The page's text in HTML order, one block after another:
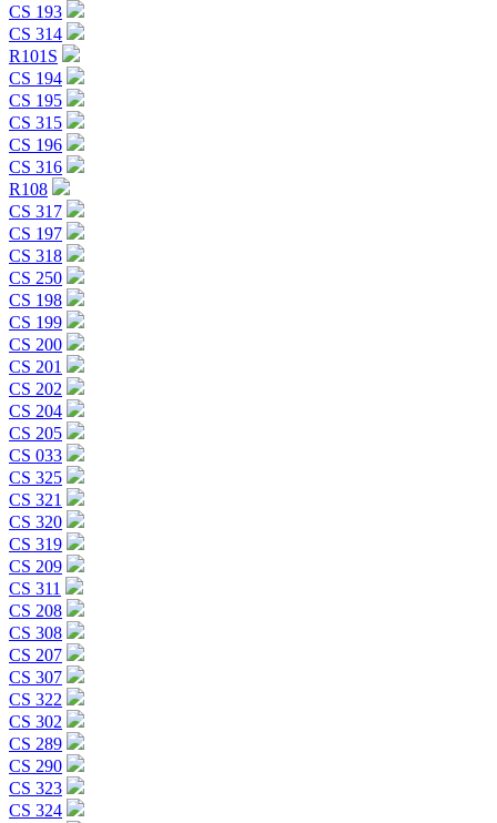
CS 193
CS 314
R101S
CS 194
CS 195
CS 315
CS 196
CS 316
R108
CS 317
CS 197
CS 318
CS 250
CS 198
CS 199
CS 200
CS 201
CS 202
CS 204
CS 205
CS 033
CS 325
CS 321
CS 320
CS 319
CS 209
CS 311
CS 208
CS 308
CS 207
CS 307
CS 322
CS 302
CS 289
CS 290
CS 323
CS 324